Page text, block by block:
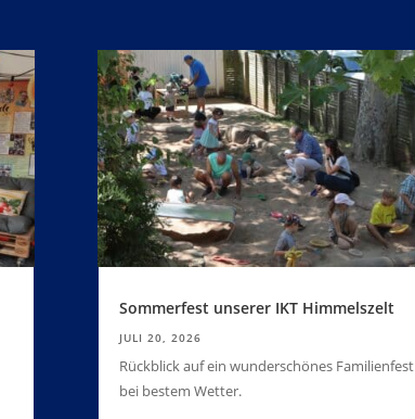
Sommerfest unserer IKT Himmelszelt
JULI 20, 2026
Rückblick auf ein wunderschönes Familienfest
bei bestem Wetter.